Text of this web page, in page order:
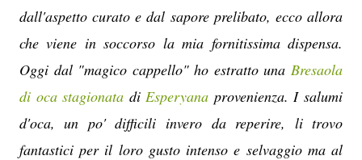
dall'aspetto curato e dal sapore prelibato, ecco allora
che viene in soccorso la mia fornitissima dispensa.
Oggi dal "magico cappello" ho estratto una Bresaola
di oca stagionata diEsperyana provenienza. I salumi
d'oca, un po' difficili invero da reperire, li trovo
fantastici per il loro gusto intenso e selvaggio ma al